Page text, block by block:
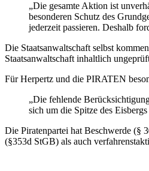
„Die gesamte Aktion ist
besonderen Schutz des
jederzeit passieren. Deshalb
Die Staatsanwaltschaft selbst
Staatsanwaltschaft inhaltlich
Für Herpertz und die PIRATEN
„Die fehlende
sich um die Spitze des
Die Piratenpartei hat Beschwerde (§
(§353d StGB) als auch